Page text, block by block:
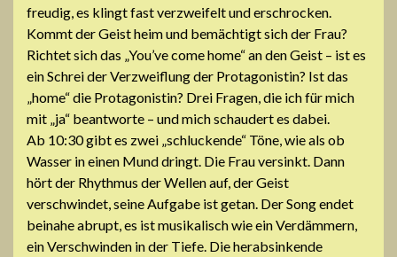
freudig, es klingt fast verzweifelt und erschrocken.
Kommt der Geist heim und bemächtigt sich der Frau?
Richtet sich das „You’ve come home“ an den Geist – ist es
ein Schrei der Verzweiflung der Protagonistin? Ist das
„home“ die Protagonistin? Drei Fragen, die ich für mich
mit „ja“ beantworte – und mich schaudert es dabei.
Ab 10:30 gibt es zwei „schluckende“ Töne, wie als ob
Wasser in einen Mund dringt. Die Frau versinkt. Dann
hört der Rhythmus der Wellen auf, der Geist
verschwindet, seine Aufgabe ist getan. Der Song endet
beinahe abrupt, es ist musikalisch wie ein Verdämmern,
ein Verschwinden in der Tiefe. Die herabsinkende